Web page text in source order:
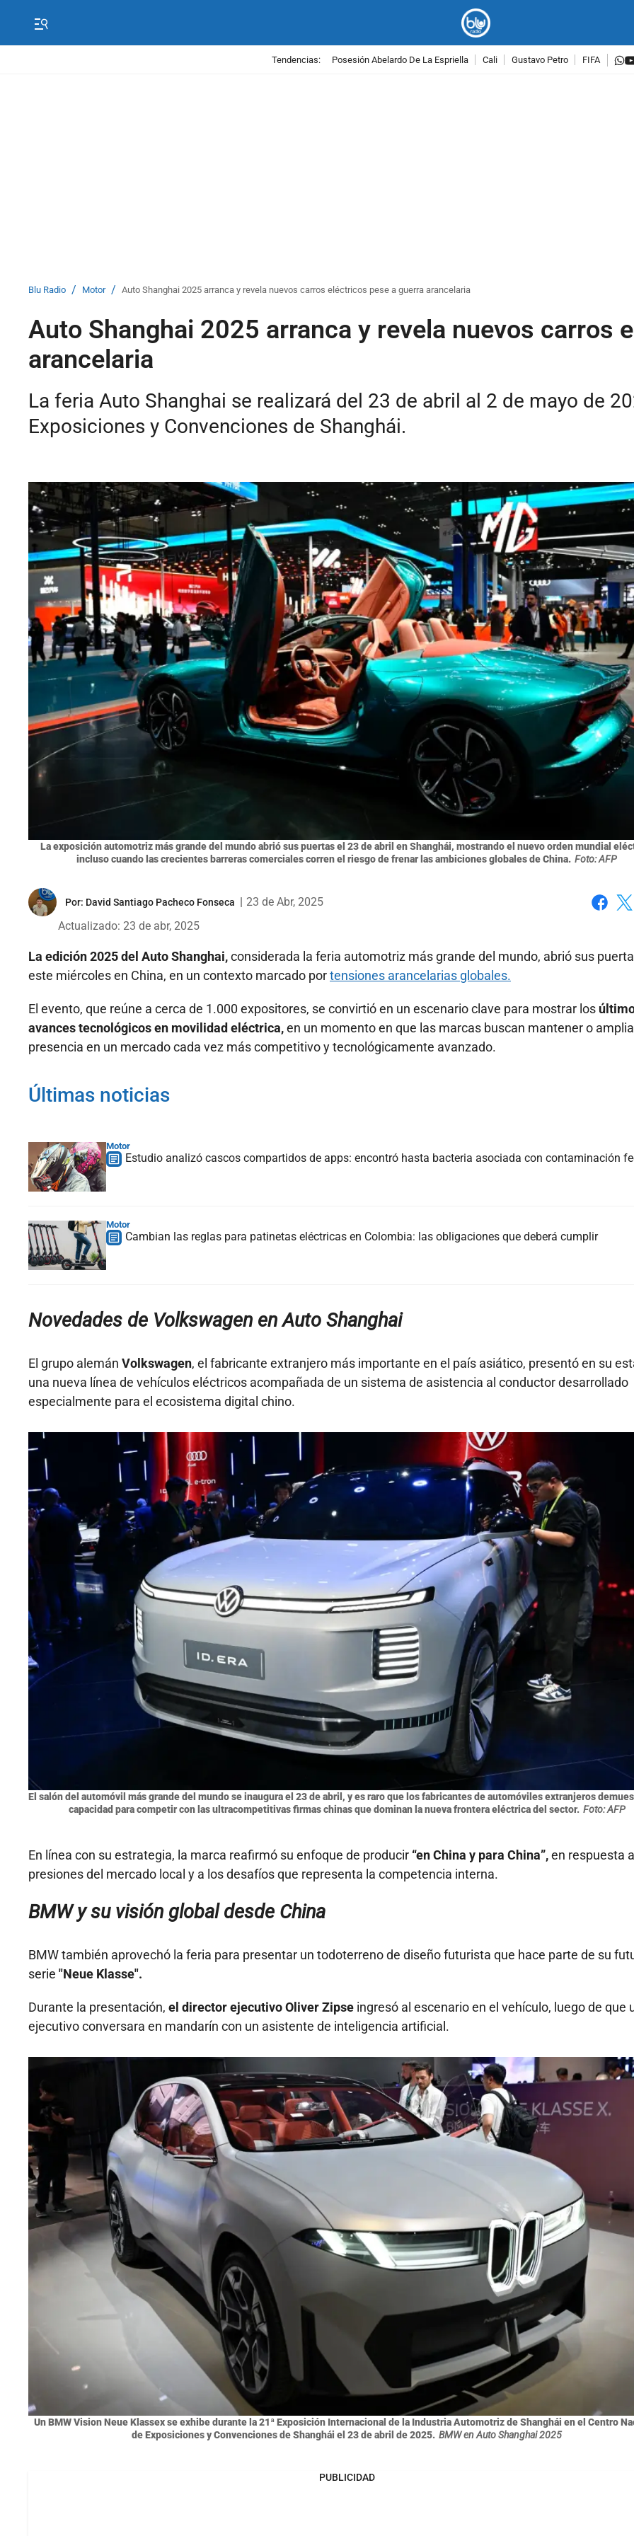
Tendencias: Posesión Abelardo De La Espriella Cali Gustavo Petro FIFA
Blu Radio / Motor / Auto Shanghai 2025 arranca y revela nuevos carros eléctricos pese a guerra arancelaria
Auto Shanghai 2025 arranca y revela nuevos carros
arancelaria
La feria Auto Shanghai se realizará del 23 de abril al 2 de mayo de
Exposiciones y Convenciones de Shanghái.
La exposición automotriz más grande del mundo abrió sus puertas el 23 de abril en Shanghái, mostrando el nuevo orden mundial
incluso cuando las crecientes barreras comerciales corren el riesgo de frenar las ambiciones globales de China. Foto: AFP
Por: David Santiago Pacheco Fonseca
23 de Abr, 2025
Actualizado: 23 de abr, 2025
La edición 2025 del Auto Shanghai,considerada la feria automotriz más grande del mundo, abrió sus
este miércoles en China, en un contexto marcado portensiones arancelarias globales.
El evento, que reúne a cerca de 1.000 expositores, se convirtió en un escenario clave para mostrar los
avances tecnológicos en movilidad eléctrica,en un momento en que las marcas buscan mantener o
presencia en un mercado cada vez más competitivo y tecnológicamente avanzado.
Últimas noticias
Motor
Estudio analizó cascos compartidos de apps: encontró hasta bacteria asociada con contaminación
Motor
Cambian las reglas para patinetas eléctricas en Colombia: las obligaciones que deberá cumplir
Novedades de Volkswagen en Auto Shanghai
El grupo alemán Volkswagen, el fabricante extranjero más importante en el país asiático, presentó en su
una nueva línea de vehículos eléctricos acompañada de un sistema de asistencia al conductor desarrollado
especialmente para el ecosistema digital chino.
El salón del automóvil más grande del mundo se inaugura el 23 de abril, y es raro que los fabricantes de automóviles extranjeros
capacidad para competir con las ultracompetitivas firmas chinas que dominan la nueva frontera eléctrica del sector. Foto: AFP
En línea con su estrategia, la marca reafirmó su enfoque de producir “en China y para China”,en respuesta
presiones del mercado local y a los desafíos que representa la competencia interna.
BMW y su visión global desde China
BMW también aprovechó la feria para presentar un todoterreno de diseño futurista que hace parte de su
serie "Neue Klasse".
Durante la presentación, el director ejecutivo Oliver Zipse ingresó al escenario en el vehículo, luego de que
ejecutivo conversara en mandarín con un asistente de inteligencia artificial.
Un BMW Vision Neue Klassex se exhibe durante la 21ª Exposición Internacional de la Industria Automotriz de Shanghái en el Centro
de Exposiciones y Convenciones de Shanghái el 23 de abril de 2025. BMW en Auto Shanghai 2025
PUBLICIDAD